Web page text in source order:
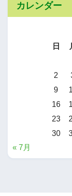
カレンダー
日
2
9
16
23
30
« 7月